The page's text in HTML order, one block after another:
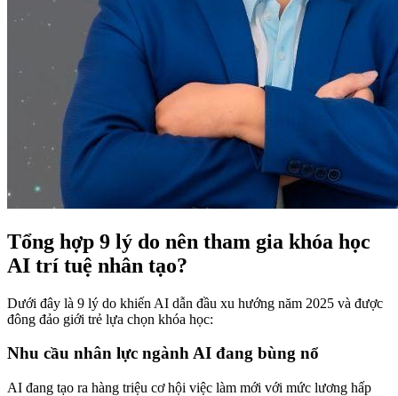
Tổng hợp 9 lý do nên tham gia khóa học
AI trí tuệ nhân tạo?
Dưới đây là 9 lý do khiến AI dẫn đầu xu hướng năm 2025 và được
đông đảo giới trẻ lựa chọn khóa học:
Nhu cầu nhân lực ngành AI đang bùng nổ
AI đang tạo ra hàng triệu cơ hội việc làm mới với mức lương hấp